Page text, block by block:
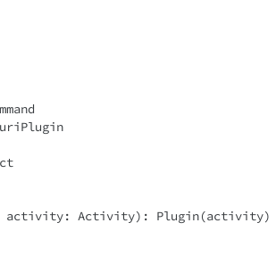
activity: Activity):